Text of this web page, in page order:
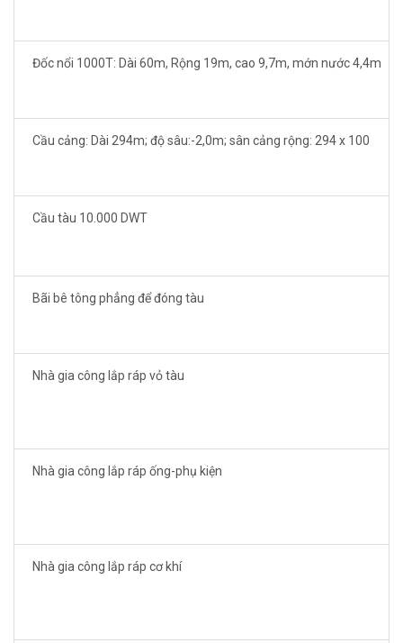
Đốc nổi 1000T: Dài 60m, Rộng 19m, cao 9,7m, mớn nước 4,4m
Cầu cảng: Dài 294m; độ sâu:-2,0m; sân cảng rộng: 294 x 100
Cầu tàu 10.000 DWT
Bãi bê tông phẳng để đóng tàu
Nhà gia công lắp ráp vỏ tàu
Nhà gia công lắp ráp ống-phụ kiện
Nhà gia công lắp ráp cơ khí